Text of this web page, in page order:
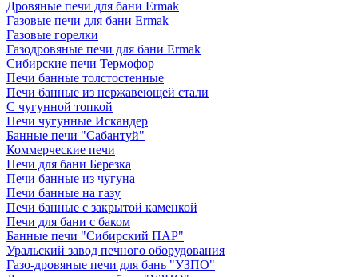
Дровяные печи для бани Ermak
Газовые печи для бани Ermak
Газовые горелки
Газодровяные печи для бани Ermak
Сибирские печи Термофор
Печи банные толстостенные
Печи банные из нержавеющей стали
С чугунной топкой
Печи чугунные Искандер
Банные печи "Сабантуй"
Коммерческие печи
Печи для бани Березка
Печи банные из чугуна
Печи банные на газу
Печи банные с закрытой каменкой
Печи для бани с баком
Банные печи "Сибирский ПАР"
Уральский завод печного оборудования
Газо-дровяные печи для бань "УЗПО"